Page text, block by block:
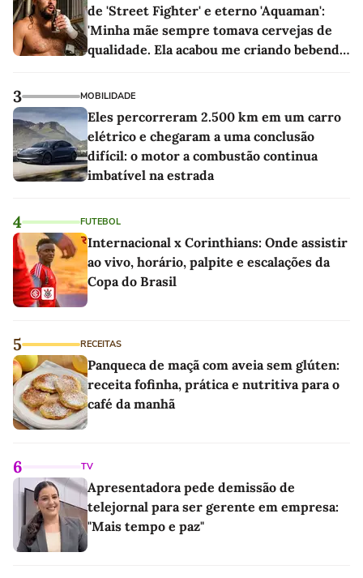
de 'Street Fighter' e eterno 'Aquaman':
'Minha mãe sempre tomava cervejas de
qualidade. Ela acabou me criando bebendo
3 MOBILIDADE
Eles percorreram 2.500 km em um carro
elétrico e chegaram a uma conclusão
difícil: o motor a combustão continua
imbatível na estrada
4 FUTEBOL
Internacional x Corinthians: Onde assistir
ao vivo, horário, palpite e escalações da
Copa do Brasil
5 RECEITAS
Panqueca de maçã com aveia sem glúten:
receita fofinha, prática e nutritiva para o
café da manhã
6 TV
Apresentadora pede demissão de
telejornal para ser gerente em empresa:
"Mais tempo e paz"